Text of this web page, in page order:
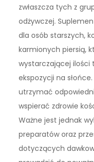
zwłaszcza tych z
odżywczej.
dla osób starszych,
karmionych piersią,
wystarczającej ilości
ekspozycji na
utrzymać
wspierać zdrowie
Ważne jest jednak
preparatów oraz
dotyczących